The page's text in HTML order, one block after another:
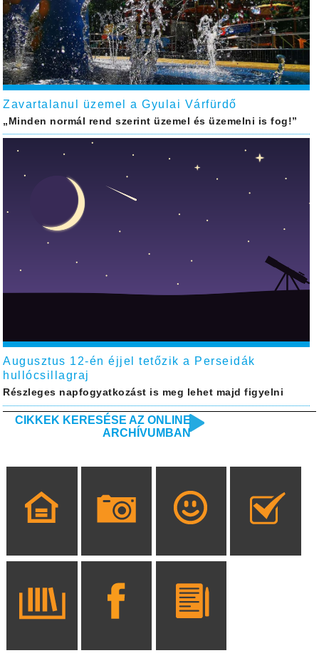
Zavartalanul üzemel a Gyulai Várfürdő
„Minden normál rend szerint üzemel és üzemelni is fog!”
Augusztus 12-én éjjel tetőzik a Perseidák
hullócsillagraj
Részleges napfogyatkozást is meg lehet majd figyelni
CIKKEK KERESÉSE AZ ONLINE
ARCHÍVUMBAN